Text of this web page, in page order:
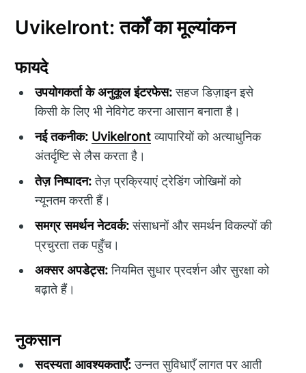
Uvikelront: तर्कों का मूल्यांकन
फायदे
उपयोगकर्ता के अनुकूल इंटरफेस:सहज डिज़ाइन इसे
किसी के लिए भी नेविगेट करना आसान बनाता है।
नई तकनीक: Uvikelrontव्यापारियों को अत्याधुनिक
अंतर्दृष्टि से लैस करता है।
तेज़ निष्पादन:तेज़ प्रक्रियाएं ट्रेडिंग जोखिमों को
न्यूनतम करती हैं।
समग्र समर्थन नेटवर्क:संसाधनों और समर्थन विकल्पों की
प्रचुरता तक पहुँच।
अक्सर अपडेट्स:नियमित सुधार प्रदर्शन और सुरक्षा को
बढ़ाते हैं।
नुकसान
सदस्यता आवश्यकताएँ:उन्नत सुविधाएँ लागत पर आती